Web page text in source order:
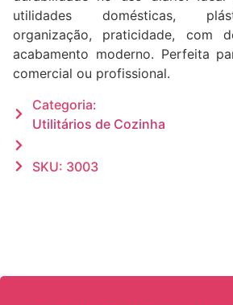
utilidades domésticas,
organização, praticidade, com
acabamento moderno. Perfeita
comercial ou profissional.
Categoria:
Utilitários de Cozinha
SKU: 3003